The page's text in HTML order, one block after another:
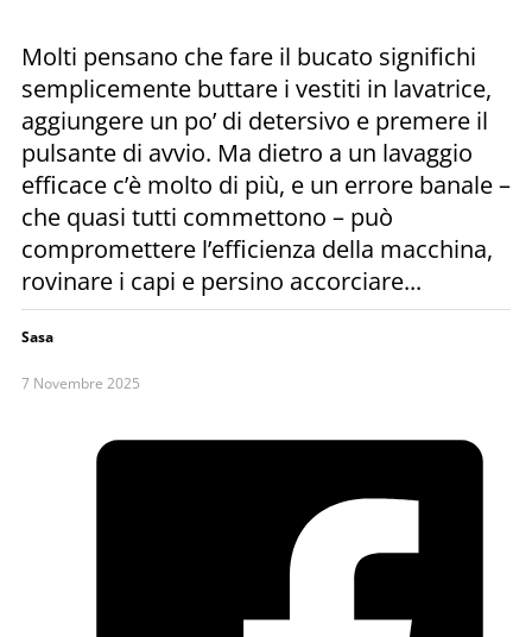
Molti pensano che fare il bucato significhi
semplicemente buttare i vestiti in lavatrice,
aggiungere un po’ di detersivo e premere il
pulsante di avvio. Ma dietro a un lavaggio
efficace c’è molto di più, e un errore banale –
che quasi tutti commettono – può
compromettere l’efficienza della macchina,
rovinare i capi e persino accorciare...
Sasa
7 Novembre 2025